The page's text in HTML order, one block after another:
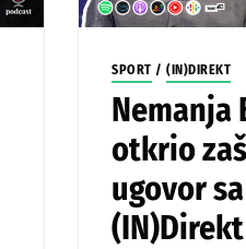
SPORT /(IN)DIREKT
Nemanja
otkrio
ugovor